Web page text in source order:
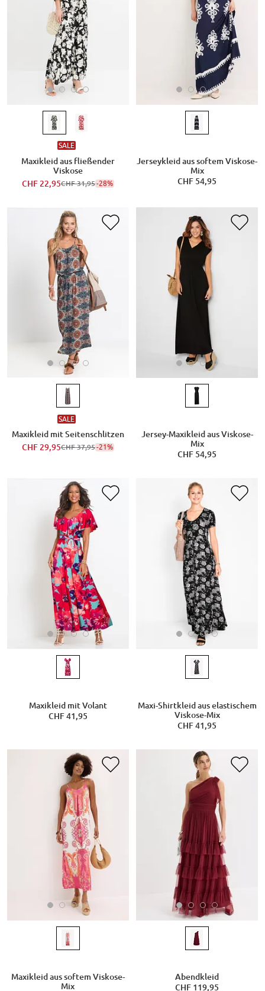
SALE
Maxikleid aus fließender
Viskose
CHF 22,95CHF 31,95-28%
Jerseykleid aus softem Viskose-
Mix
CHF 54,95
SALE
Maxikleid mit Seitenschlitzen
CHF 29,95CHF 37,95-21%
Jersey-Maxikleid aus Viskose-
Mix
CHF 54,95
Maxikleid mit Volant
CHF 41,95
Maxi-Shirtkleid aus elastischem
Viskose-Mix
CHF 41,95
Maxikleid aus softem Viskose-
Mix
Abendkleid
CHF 119,95